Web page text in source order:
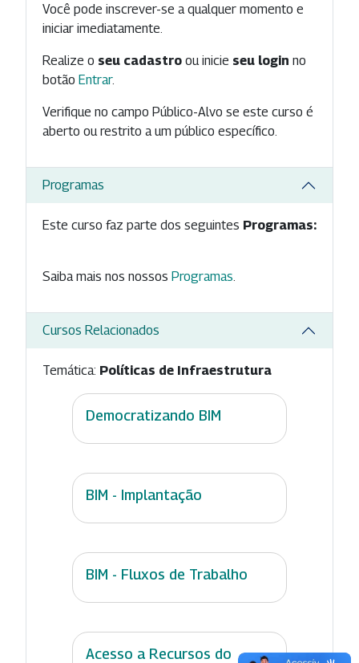
Você pode inscrever-se a qualquer momento e
iniciar imediatamente.
Realize o seu cadastro ou inicie seu login no
botão Entrar.
Verifique no campo Público-Alvo se este curso é
aberto ou restrito a um público específico.
Programas
Este curso faz parte dos seguintes Programas:
Saiba mais nos nossos Programas
Cursos Relacionados
Temática: Políticas de Infraestrutura
Democratizando BIM
BIM - Implantação
BIM - Fluxos de Trabalho
Acesso a Recursos do